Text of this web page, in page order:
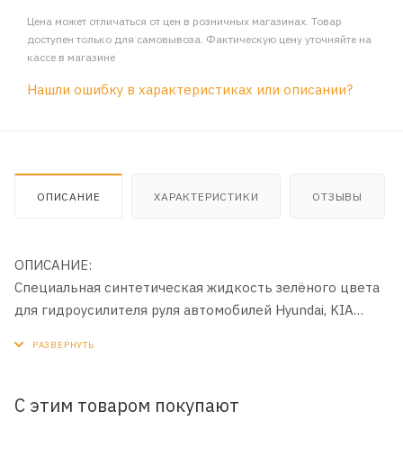
Цена может отличаться от цен в розничных магазинах. Товар
доступен только для самовывоза. Фактическую цену уточняйте на
кассе в магазине
Нашли ошибку в характеристиках или описании?
ОПИСАНИЕ ХАРАКТЕРИСТИКИ ОТЗЫВЫ
ОПИСАНИЕ:
Специальная синтетическая жидкость зелёного цвета
для гидроусилителя руля автомобилей Hyundai, KIA
С этим товаром покупают